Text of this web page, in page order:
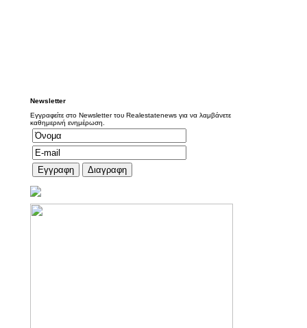
Newsletter
Εγγραφείτε στο Newsletter του Realestatenews για να λαμβάνετε
καθημερινή ενημέρωση.